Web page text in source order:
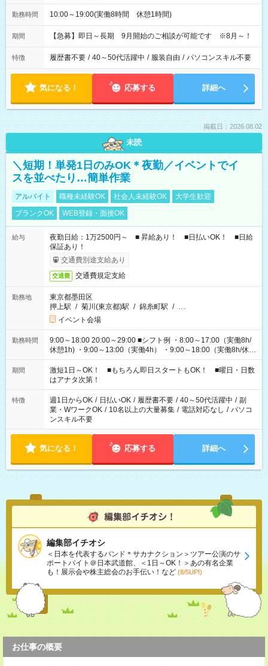
勤務時間 10:00～19:00(実働8時間 休憩1時間)
期間 【急募】即日～長期 9月開始のご相談が可能です ※8月～！
特徴 履歴書不要 / 40～50代活躍中 / 服装自由 / パソコンスキル不要
気になる！ 応募する 詳細へ
掲載日：2026.08.02
未読
＼短期！単発1日のみOK＊夜勤／イベントでイ
スを並べたり…簡単作業
アルバイト 職種未経験OK 社会人未経験OK
大学生歓迎
ブランクOK
WEB登録・面接OK
給与
夜勤日給：1万2500円～ ■ 昇給あり！ ■日払いOK！ ■日給
保証あり！
交通費別途支給あり
交通費 交通費規定支給
勤務地
東京都墨田区
押上駅 / 菊川(東京都)駅 / 錦糸町駅 / …
イベント会場
勤務時間
9:00～18:00 20:00～29:00 ■シフト例 ・8:00～17:00（実働8h/
休憩1h) ・9:00～13:00（実働4h） ・9:00～18:00（実働8h/休憩
1h) ・13:00～17:00（実働4h) ・21:00～翌5:00（実働7h/休憩
1h) など 作業時間は4h～8hで現場により変動あり！ 早く終わ
っても日給保証！ シフトはお気軽にご相談ください♪
期間
激短1日～OK！ ■もちろん即日スタートもOK！ ■曜日・日数
はアナタ次第！
特徴 週1日からOK / 日払いOK / 履歴書不要 / 40～50代活躍中 / 副
業・WワークOK / 10名以上の大量募集 / 電話対応なし / パソコ
ンスキル不要
気になる！ 応募する 詳細へ
編集部イチオシ
＜日本を代表するバンド＊サカナクション＞ツアー公演のサ
ポートバイト＠日本武道館、＜1日～OK！＞あの有名企業
も！展示会や株主総会のお手伝い！など (8/5UP!)
お仕事の概要